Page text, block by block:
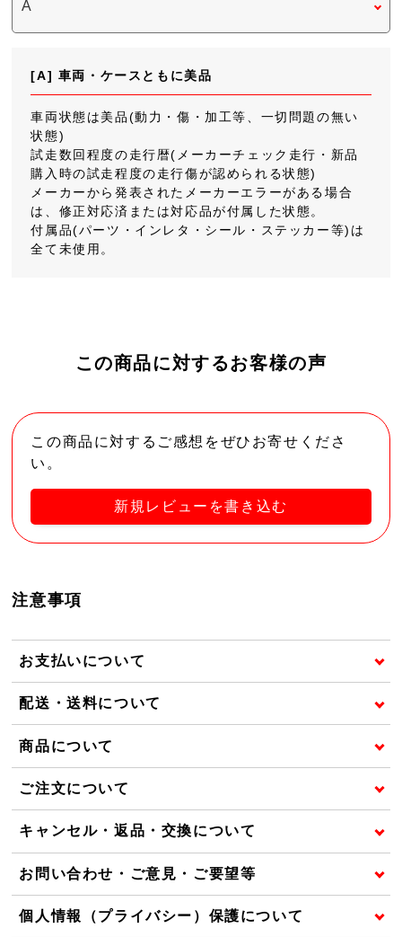
[A] 車両・ケースともに美品
車両状態は美品(動力・傷・加工等、一切問題の無い
状態)
試走数回程度の走行暦(メーカーチェック走行・新品
購入時の試走程度の走行傷が認められる状態)
メーカーから発表されたメーカーエラーがある場合
は、修正対応済または対応品が付属した状態。
付属品(パーツ・インレタ・シール・ステッカー等)は
全て未使用。
この商品に対するお客様の声
この商品に対するご感想をぜひお寄せくださ
い。
新規レビューを書き込む
注意事項
お支払いについて
配送・送料について
商品について
ご注文について
キャンセル・返品・交換について
お問い合わせ・ご意見・ご要望等
個人情報（プライバシー）保護について